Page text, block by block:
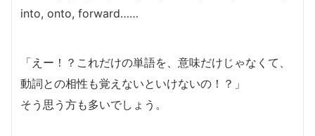
into, onto, forward……
「えー！？これだけの単語を、意味だけじゃなくて、
動詞との相性も覚えないといけないの！？」
そう思う方も多いでしょう。